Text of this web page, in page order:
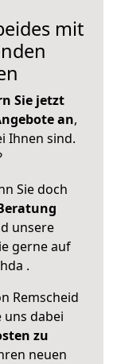
mit
Sie jetzt
an,
Ihnen sind.
Sie doch
unsere
gerne auf
.
Remscheid
uns dabei
zu
neuen